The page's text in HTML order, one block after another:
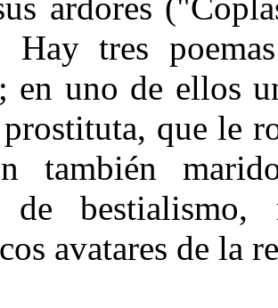
ardores
Hay tres
en uno de ellos
que le
también
de
avatares de la